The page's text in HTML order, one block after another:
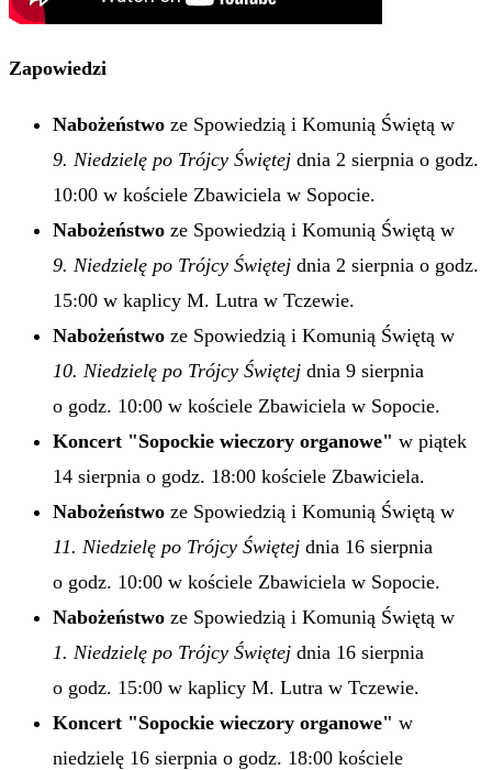
Zapowiedzi
Nabożeństwo ze Spowiedzią i Komunią Świętą w
9. Niedzielę po Trójcy Świętej dnia 2 sierpnia o godz.
10:00 w kościele Zbawiciela w Sopocie.
Nabożeństwo ze Spowiedzią i Komunią Świętą w
9. Niedzielę po Trójcy Świętej dnia 2 sierpnia o godz.
15:00 w kaplicy M. Lutra w Tczewie.
Nabożeństwo ze Spowiedzią i Komunią Świętą w
10. Niedzielę po Trójcy Świętej dnia 9 sierpnia
o godz. 10:00 w kościele Zbawiciela w Sopocie.
Koncert "Sopockie wieczory organowe" w piątek
14 sierpnia o godz. 18:00 kościele Zbawiciela.
Nabożeństwo ze Spowiedzią i Komunią Świętą w
11. Niedzielę po Trójcy Świętej dnia 16 sierpnia
o godz. 10:00 w kościele Zbawiciela w Sopocie.
Nabożeństwo ze Spowiedzią i Komunią Świętą w
1. Niedzielę po Trójcy Świętej dnia 16 sierpnia
o godz. 15:00 w kaplicy M. Lutra w Tczewie.
Koncert "Sopockie wieczory organowe" w
niedzielę 16 sierpnia o godz. 18:00 kościele